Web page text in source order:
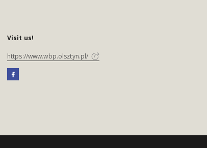
Visit us!
https://www.wbp.olsztyn.pl/